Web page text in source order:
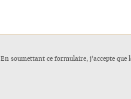
En soumettant ce formulaire, j'accepte que